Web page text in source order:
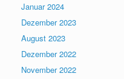
Januar 2024
Dezember 2023
August 2023
Dezember 2022
November 2022